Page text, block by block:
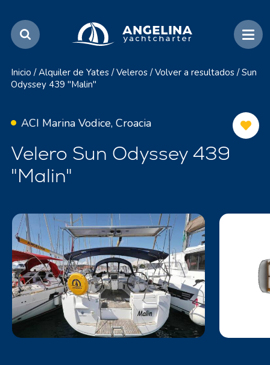
Inicio / Alquiler de Yates / Veleros / Volver a resultados / Sun
Odyssey 439 "Malin"
ACI Marina Vodice, Croacia
Velero Sun Odyssey 439
"Malin"